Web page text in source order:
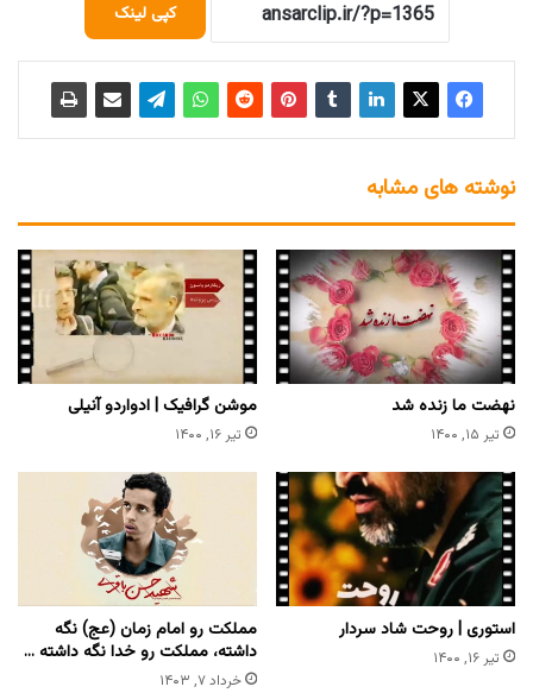
کپی لینک
نوشته های مشابه
نهضت ما زنده شد‌
تیر ۱۵, ۱۴۰۰
موشن گرافیک | ادواردو آنیلی
تیر ۱۶, ۱۴۰۰
استوری | روحت شاد سردار
تیر ۱۶, ۱۴۰۰
مملکت رو امام زمان (عج) نگه‌
داشته، مملکت رو خدا نگه‌ داشته …
خرداد ۷, ۱۴۰۳